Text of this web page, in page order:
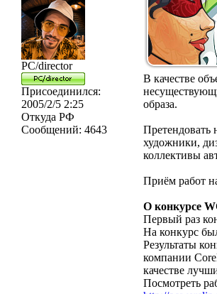
PC/director
Присоединился:
2005/2/5 2:25
Откуда РФ
Сообщений: 4643
В качестве
образа.
Претендовать
художники,
коллективы
Приём работ
О конкурсе
Первый раз
На конкурс
Результаты
компании
качестве
Посмотреть